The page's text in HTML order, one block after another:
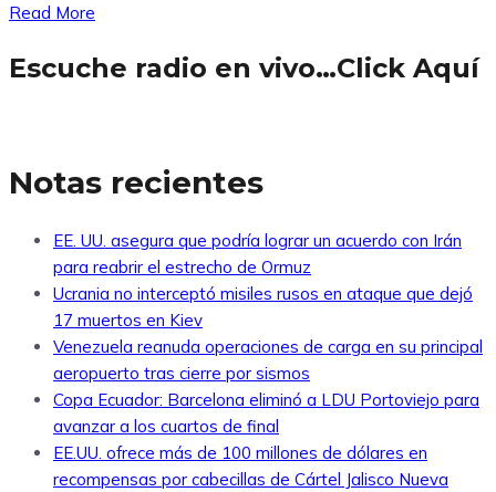
Read More
Escuche radio en vivo…Click Aquí
Notas recientes
EE. UU. asegura que podría lograr un acuerdo con Irán
para reabrir el estrecho de Ormuz
Ucrania no interceptó misiles rusos en ataque que dejó
17 muertos en Kiev
Venezuela reanuda operaciones de carga en su principal
aeropuerto tras cierre por sismos
Copa Ecuador: Barcelona eliminó a LDU Portoviejo para
avanzar a los cuartos de final
EE.UU. ofrece más de 100 millones de dólares en
recompensas por cabecillas de Cártel Jalisco Nueva